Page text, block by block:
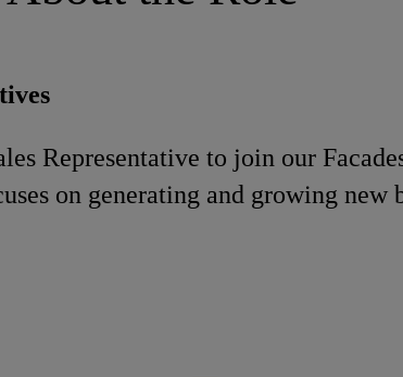
Representative to join our
on generating and growing new